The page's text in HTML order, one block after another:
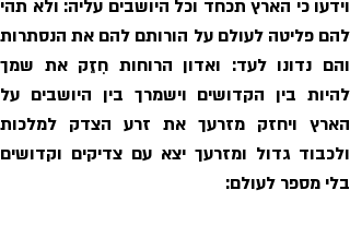
בלי מספר לעולם: